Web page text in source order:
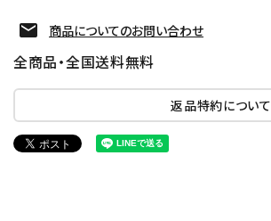
商品についてのお問い合わせ
全商品・全国送料無料
返品特約について